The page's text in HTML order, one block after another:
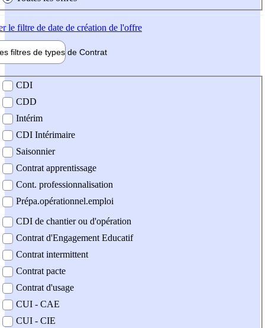
le filtre de date de création de l'offre
filtres de types de Contrat
contrat
CDI
CDD
Intérim
CDI Intérimaire
Saisonnier
Contrat apprentissage
Cont. professionnalisation
Prépa.opérationnel.emploi
CDI de chantier ou d'opération
Contrat d'Engagement Educatif
Contrat intermittent
Contrat pacte
Contrat d'usage
CUI - CAE
CUI - CIE